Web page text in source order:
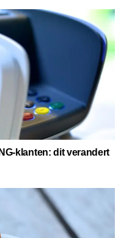
klanten: dit verandert